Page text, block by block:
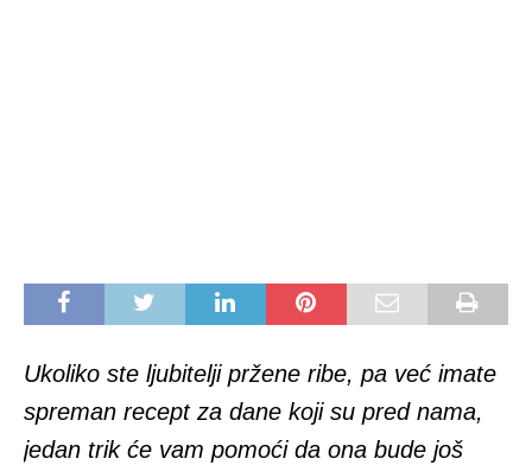
Ukoliko ste ljubitelji pržene ribe, pa već imate
spreman recept za dane koji su pred nama,
jedan trik će vam pomoći da ona bude još